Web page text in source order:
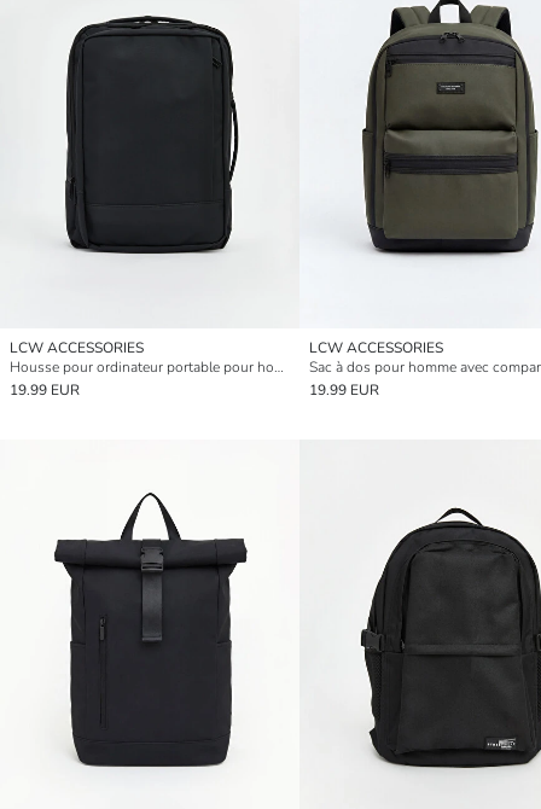
LCW ACCESSORIES
Housse pour ordinateur portable pour homme
19.99 EUR
LCW ACCESSORIES
19.99 EUR